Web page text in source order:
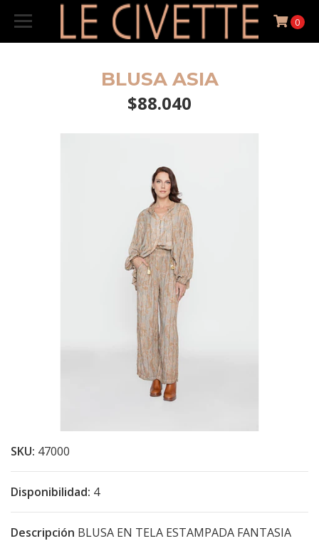
0
BLUSA ASIA
$88.040
SKU: 47000
Disponibilidad: 4
Descripción BLUSA EN TELA ESTAMPADA FANTASIA